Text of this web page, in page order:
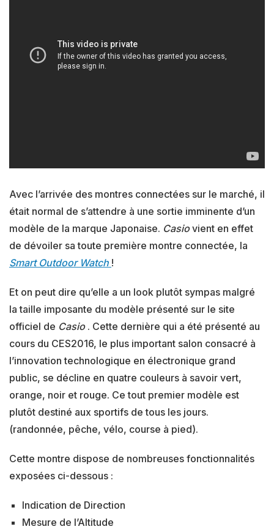
Avec l’arrivée des montres connectées sur le marché, il
était normal de s’attendre à une sortie imminente d’un
modèle de la marque Japonaise. Casiovient en effet
de dévoiler sa toute première montre connectée, la
Smart Outdoor Watch !
Et on peut dire qu’elle a un look plutôt sympas malgré
la taille imposante du modèle présenté sur le site
officiel de Casio . Cette dernière qui a été présenté au
cours du CES2016, le plus important salon consacré à
l’innovation technologique en électronique grand
public, se décline en quatre couleurs à savoir vert,
orange, noir et rouge. Ce tout premier modèle est
plutôt destiné aux sportifs de tous les jours.
(randonnée, pêche, vélo, course à pied).
Cette montre dispose de nombreuses fonctionnalités
exposées ci-dessous :
Indication de Direction
Mesure de l’Altitude